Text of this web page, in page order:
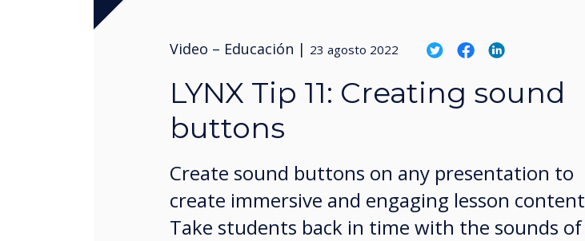
Video – Educación | 23 agosto 2022
LYNX Tip 11: Creating sound
buttons
Create sound buttons on any presentation to
create immersive and engaging lesson
Take students back in time with the sounds of